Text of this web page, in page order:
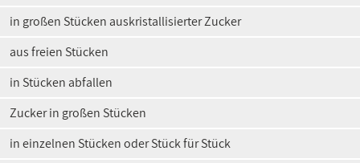
in großen Stücken auskristallisierter Zucker
aus freien Stücken
in Stücken abfallen
Zucker in großen Stücken
in einzelnen Stücken oder Stück für Stück